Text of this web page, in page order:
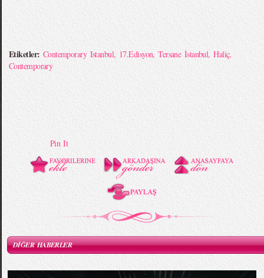
Etiketler: Contemporary Istanbul, 17.Edisyon,Tersane İstanbul,Haliç,
Contemporary
Pin It
DİĞER HABERLER